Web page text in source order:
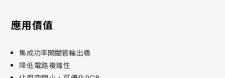
應用價值
集成功率開關管輸出橋
降低電路複雜性